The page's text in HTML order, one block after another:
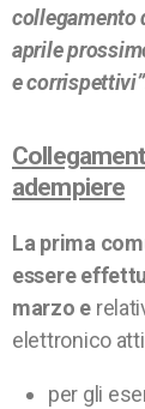
collegamento
aprile
e
adempiere
La prima
essere
marzo e
elettronico
per gli